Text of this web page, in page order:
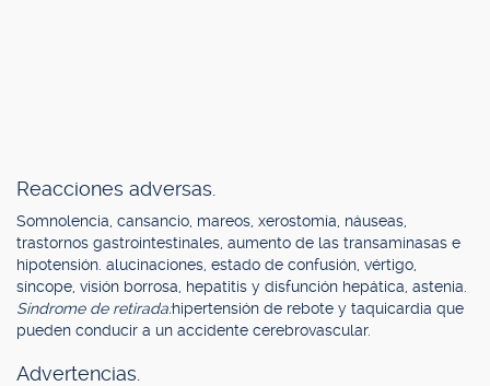
Reacciones adversas.
Somnolencia, cansancio, mareos, xerostomía, náuseas,
trastornos gastrointestinales, aumento de las transaminasas e
hipotensión. alucinaciones, estado de confusión, vértigo,
síncope, visión borrosa, hepatitis y disfunción hepática, astenia.
Síndrome de retirada:hipertensión de rebote y taquicardia que
pueden conducir a un accidente cerebrovascular.
Advertencias.